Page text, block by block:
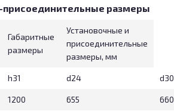
присоединительные размеры
Габаритные
размеры
Установочные и
присоединительные
размеры, мм
h31 d24 d30
1200 655 660